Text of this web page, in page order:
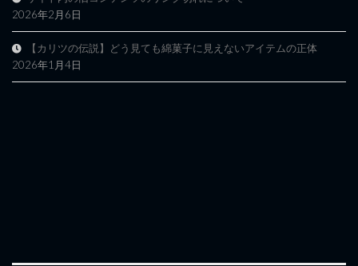
2026年2月6日
【カリツの伝説】どう見ても綿菓子に見えないアイテムの正体
2026年1月4日